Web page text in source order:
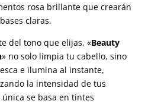
rosa brillante que crearán
claras.
del tono que elijas, «Beauty
» no solo limpia tu cabello, sino
e ilumina al instante,
la intensidad de tus
se basa en tintes